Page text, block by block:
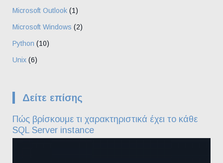
Microsoft Outlook (1)
Microsoft Windows (2)
Python (10)
Unix (6)
Δείτε επίσης
Πώς βρίσκουμε τι χαρακτηριστικά έχει το κάθε
SQL Server instance